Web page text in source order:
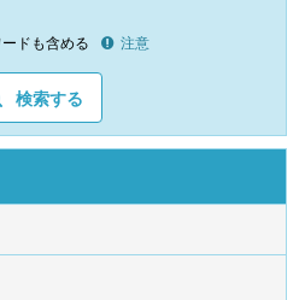
ドも含める 注意
検索する